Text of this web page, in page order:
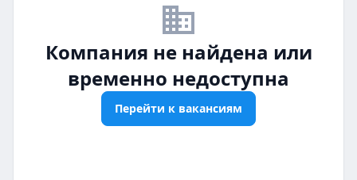
business_off
Компания не найдена или
временно недоступна
Перейти к вакансиям